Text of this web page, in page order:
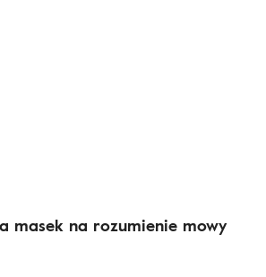
masek na rozumienie mowy